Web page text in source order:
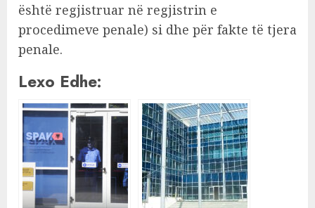
është regjistruar në regjistrin e
procedimeve penale) si dhe për fakte të tjera
penale.
Lexo Edhe: